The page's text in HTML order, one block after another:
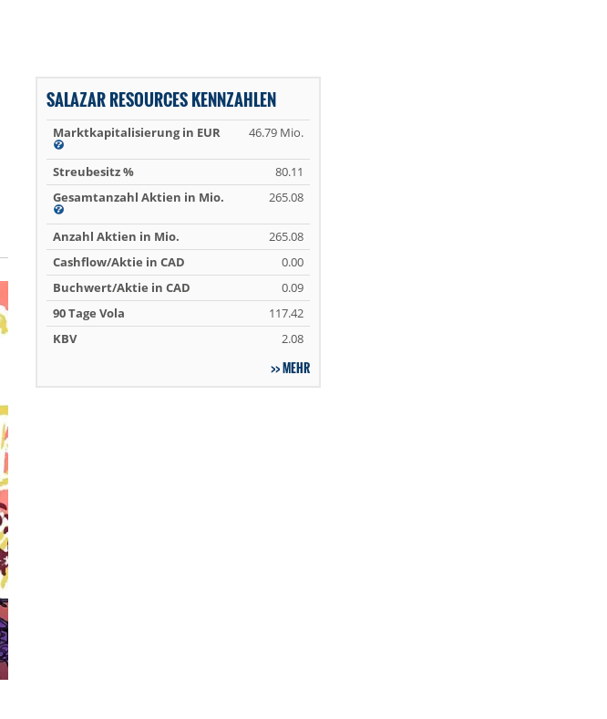
SALAZAR RESOURCES KENNZAHLEN
Marktkapitalisierung in EUR 46.79 Mio.
Streubesitz %
80.11
Gesamtanzahl Aktien in Mio.
265.08
Anzahl Aktien in Mio.
265.08
Cashflow/Aktie in CAD
0.00
Buchwert/Aktie in CAD
0.09
90 Tage Vola
117.42
KBV
2.08
MEHR